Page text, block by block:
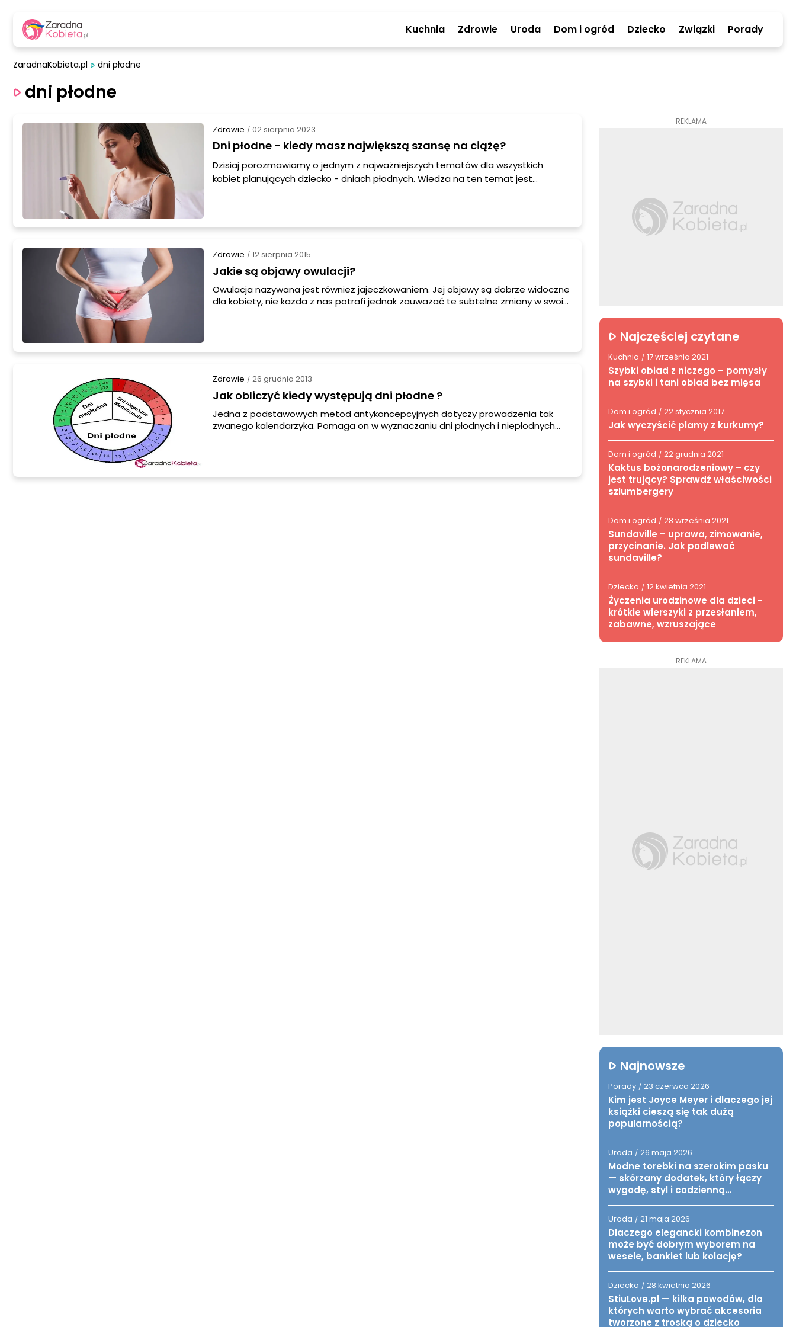
Kuchnia Zdrowie Uroda Dom i ogród Dziecko Związki Porady
ZaradnaKobieta.pl dni płodne
dni płodne
Zdrowie / 02 sierpnia 2023
Dni płodne - kiedy masz największą szansę na ciążę?
Dzisiaj porozmawiamy o jednym z najważniejszych tematów dla wszystkich
kobiet planujących dziecko - dniach płodnych. Wiedza na ten temat jest
Zdrowie / 12 sierpnia 2015
Jakie są objawy owulacji?
Owulacja nazywana jest również jajeczkowaniem. Jej objawy są dobrze widoczne
dla kobiety, nie każda z nas potrafi jednak zauważać te subtelne zmiany w swoim
Zdrowie / 26 grudnia 2013
Jak obliczyć kiedy występują dni płodne ?
Jedna z podstawowych metod antykoncepcyjnych dotyczy prowadzenia tak
zwanego kalendarzyka. Pomaga on w wyznaczaniu dni płodnych i niepłodnych
REKLAMA
Najczęściej czytane
Kuchnia / 17 września 2021
Szybki obiad z niczego – pomysły
na szybki i tani obiad bez mięsa
Dom i ogród / 22 stycznia 2017
Jak wyczyścić plamy z kurkumy?
Dom i ogród / 22 grudnia 2021
Kaktus bożonarodzeniowy – czy
jest trujący? Sprawdź właściwości
szlumbergery
Dom i ogród / 28 września 2021
Sundaville – uprawa, zimowanie,
przycinanie. Jak podlewać
sundaville?
Dziecko / 12 kwietnia 2021
Życzenia urodzinowe dla dzieci -
krótkie wierszyki z przesłaniem,
zabawne, wzruszające
REKLAMA
Najnowsze
Porady / 23 czerwca 2026
Kim jest Joyce Meyer i dlaczego jej
książki cieszą się tak dużą
popularnością?
Uroda / 26 maja 2026
Modne torebki na szerokim pasku
— skórzany dodatek, który łączy
wygodę, styl i codzienną
Uroda / 21 maja 2026
Dlaczego elegancki kombinezon
może być dobrym wyborem na
wesele, bankiet lub kolację?
Dziecko / 28 kwietnia 2026
StiuLove.pl — kilka powodów, dla
których warto wybrać akcesoria
tworzone z troską o dziecko